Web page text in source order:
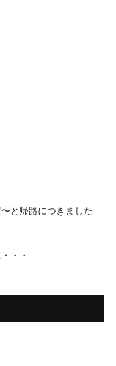
と帰路につきました
・・